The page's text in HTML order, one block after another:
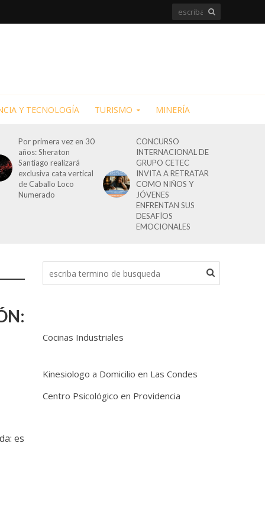
Y TECNOLOGÍA TURISMO MINERÍA
Por primera vez en 30
años: Sheraton
Santiago realizará
exclusiva cata vertical
de Caballo Loco
Numerado
CONCURSO
INTERNACIONAL DE
GRUPO CETEC
INVITA A RETRATAR
COMO NIÑOS Y
JÓVENES
ENFRENTAN SUS
DESAFÍOS
EMOCIONALES
es
Cocinas Industriales
Kinesiologo a Domicilio en Las Condes
Centro Psicológico en Providencia